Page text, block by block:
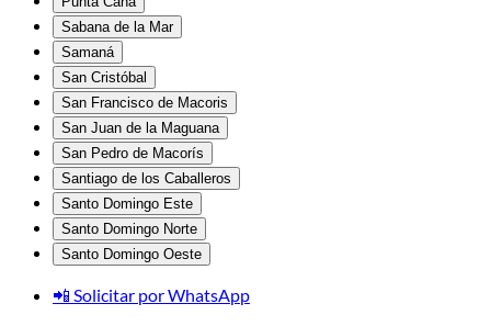
Sabana de la Mar
Samaná
San Cristóbal
San Francisco de Macoris
San Juan de la Maguana
San Pedro de Macorís
Santiago de los Caballeros
Santo Domingo Este
Santo Domingo Norte
Santo Domingo Oeste
📲 Solicitar por WhatsApp